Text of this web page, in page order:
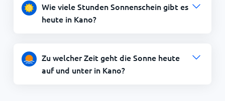
Wie viele Stunden Sonnenschein gibt es
heute in Kano?
Zu welcher Zeit geht die Sonne heute
auf und unter in Kano?